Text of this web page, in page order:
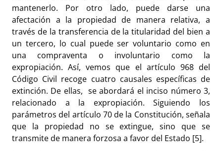
mantenerlo. Por otro lado, puede darse una
afectación a la propiedad de manera relativa, a
través de la transferencia de la titularidad del bien a
un tercero, lo cual puede ser voluntario como en
una compraventa o involuntario como la
expropiación. Así, vemos que el artículo 968 del
Código Civil recoge cuatro causales específicas de
extinción. De ellas, se abordará el inciso número 3,
relacionado a la expropiación. Siguiendo los
parámetros del artículo 70 de la Constitución, señala
que la propiedad no se extingue, sino que se
transmite de manera forzosa a favor del Estado [5].